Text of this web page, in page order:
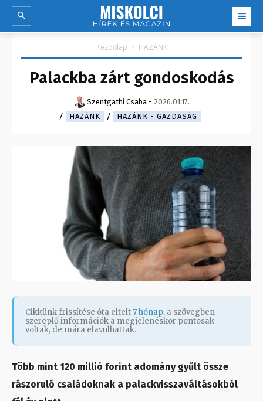
Kezdőlap HAZÁNK
Palackba zárt gondoskodás
Szentgathi Csaba - 2026.01.17.
HAZÁNK
HAZÁNK - GAZDASÁG
Cikkünk frissítése óta eltelt7 hónap, a szövegben
szereplő információk a megjelenéskor pontosak
voltak, de mára elavulhattak.
Több mint 120 millió forint adomány gyűlt össze
rászoruló családoknak a palackvisszaváltásokból